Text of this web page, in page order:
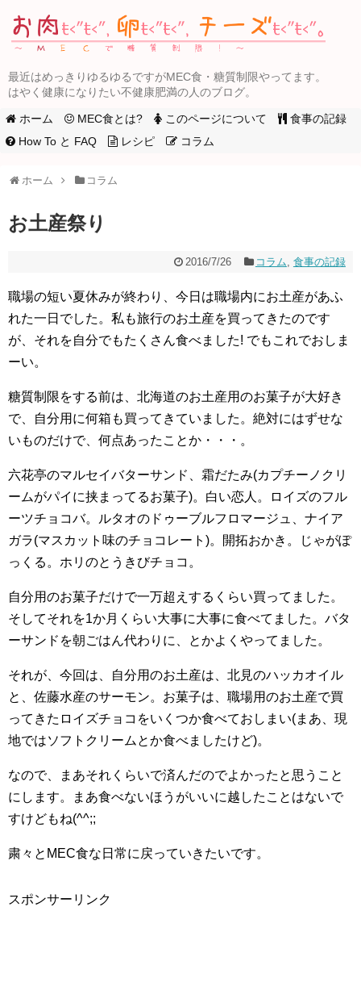
最近はめっきりゆるゆるですがMEC食・糖質制限やってます。
はやく健康になりたい不健康肥満の人のブログ。
ホーム MEC食とは? このページについて
食事の記録
How To と FAQ
レシピ コラム
ホーム コラム
お土産祭り
2016/7/26 コラム, 食事の記録
職場の短い夏休みが終わり、今日は職場内にお土産があふ
れた一日でした。私も旅行のお土産を買ってきたのです
が、それを自分でもたくさん食べました! でもこれでおしま
ーい。
糖質制限をする前は、北海道のお土産用のお菓子が大好き
で、自分用に何箱も買ってきていました。絶対にはずせな
いものだけで、何点あったことか・・・。
六花亭のマルセイバターサンド、霜だたみ(カプチーノクリ
ームがパイに挟まってるお菓子)。白い恋人。ロイズのフル
ーツチョコバ。ルタオのドゥーブルフロマージュ、ナイア
ガラ(マスカット味のチョコレート)。開拓おかき。じゃがぽ
っくる。ホリのとうきびチョコ。
自分用のお菓子だけで一万超えするくらい買ってました。
そしてそれを1か月くらい大事に大事に食べてました。バタ
ーサンドを朝ごはん代わりに、とかよくやってました。
それが、今回は、自分用のお土産は、北見のハッカオイル
と、佐藤水産のサーモン。お菓子は、職場用のお土産で買
ってきたロイズチョコをいくつか食べておしまい(まあ、現
地ではソフトクリームとか食べましたけど)。
なので、まあそれくらいで済んだのでよかったと思うこと
にします。まあ食べないほうがいいに越したことはないで
すけどもね(^^;;
粛々とMEC食な日常に戻っていきたいです。
スポンサーリンク